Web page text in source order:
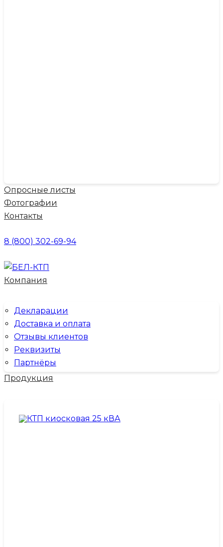
Опросные листы
Фотографии
Контакты
8 (800) 302-69-94
Компания
Декларации
Доставка и оплата
Отзывы клиентов
Реквизиты
Партнёры
Продукция